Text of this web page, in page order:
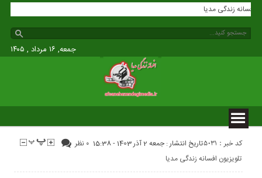
افسانه زندگی مدیا
جمعه, ۱۶ مرداد , ۱۴۰۵
کد خبر : 5031 تاریخ انتشار : جمعه 2 آذر 1403 - 15:38
۰ نظر
تلویزیون افسانه زندگی مدیا